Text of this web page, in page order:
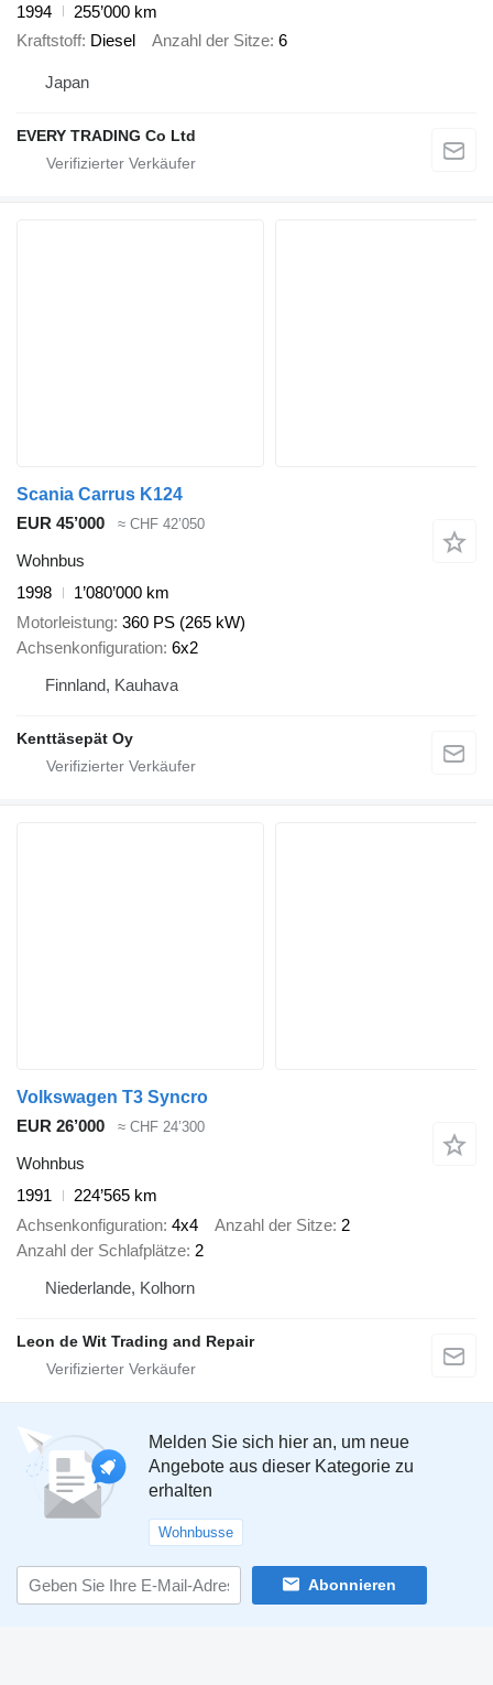
1994
255’000 km
Kraftstoff Diesel Anzahl der Sitze 6
Japan
EVERY TRADING Co Ltd
Scania Carrus K124
EUR 45’000
≈ CHF 42’050
Wohnbus
1998
1’080’000 km
Motorleistung 360 PS (265 kW)
Achsenkonfiguration 6x2
Finnland, Kauhava
Kenttäsepät Oy
Volkswagen T3 Syncro
EUR 26’000
≈ CHF 24’300
Wohnbus
1991
224’565 km
Achsenkonfiguration 4x4 Anzahl der Sitze 2
Anzahl der Schlafplätze 2
Niederlande, Kolhorn
Leon de Wit Trading and Repair
Melden Sie sich hier an, um neue
Angebote aus dieser Kategorie zu
erhalten
Wohnbusse
Abonnieren